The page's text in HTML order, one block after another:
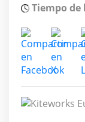
Tiempo de